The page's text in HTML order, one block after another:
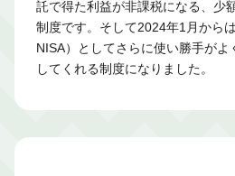
託で得た利益が非課税になる、少
制度です。そして2024年1月から
NISA）としてさらに使い勝手がよ
してくれる制度になりました。